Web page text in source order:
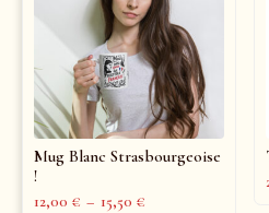
Mug Blanc Strasbourgeoise
!
12,00 € – 15,50 €